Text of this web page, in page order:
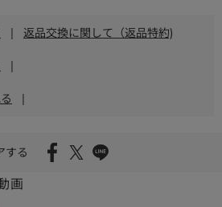
| 返品交換に関して（返品特約)
|
|
する
画